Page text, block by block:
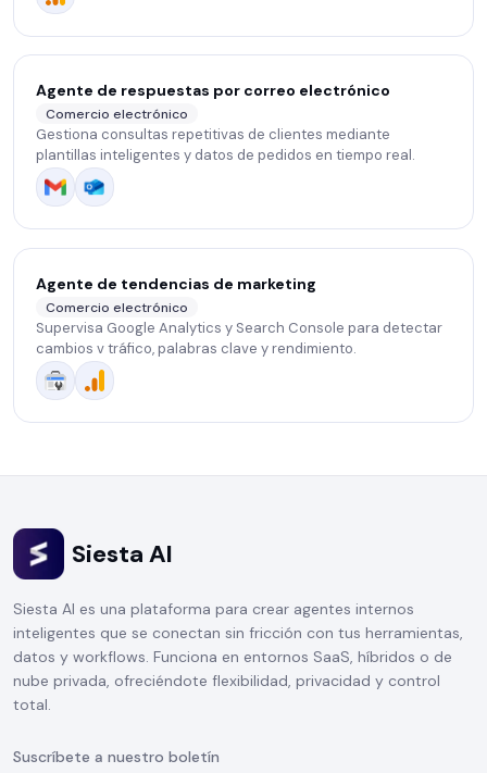
Agente de respuestas por correo electrónico
Comercio electrónico
Gestiona consultas repetitivas de clientes mediante
plantillas inteligentes y datos de pedidos en tiempo real.
Agente de tendencias de marketing
Comercio electrónico
Supervisa Google Analytics y Search Console para detectar
cambios v tráfico, palabras clave y rendimiento.
Siesta AI
Siesta AI es una plataforma para crear agentes internos
inteligentes que se conectan sin fricción con tus herramientas,
datos y workflows. Funciona en entornos SaaS, híbridos o de
nube privada, ofreciéndote flexibilidad, privacidad y control
total.
Suscríbete a nuestro boletín